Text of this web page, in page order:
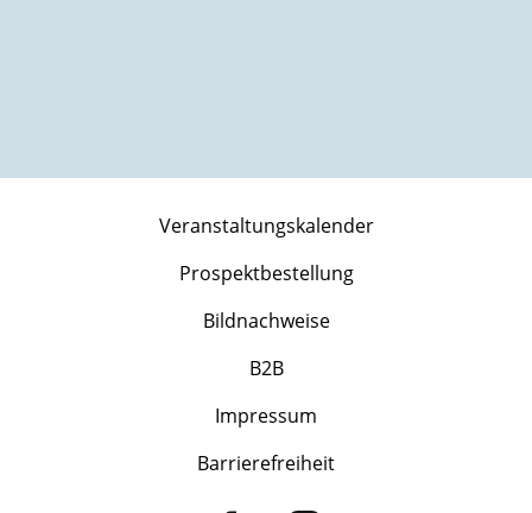
Veranstaltungskalender
Prospektbestellung
Bildnachweise
B2B
Impressum
Barrierefreiheit